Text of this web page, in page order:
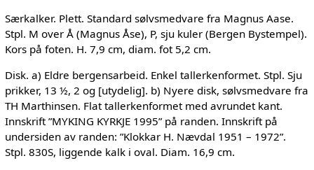
Særkalker. Plett. Standard sølvsmedvare fra Magnus Aase.
Stpl. M over Å (Magnus Åse), P, sju kuler (Bergen Bystempel).
Kors på foten. H. 7,9 cm, diam. fot 5,2 cm.
Disk. a) Eldre bergensarbeid. Enkel tallerkenformet. Stpl. Sju
prikker, 13 ½, 2 og [utydelig]. b) Nyere disk, sølvsmedvare fra
TH Marthinsen. Flat tallerkenformet med avrundet kant.
Innskrift ”MYKING KYRKJE 1995” på randen. Innskrift på
undersiden av randen: ”Klokkar H. Nævdal 1951 – 1972”.
Stpl. 830S, liggende kalk i oval. Diam. 16,9 cm.